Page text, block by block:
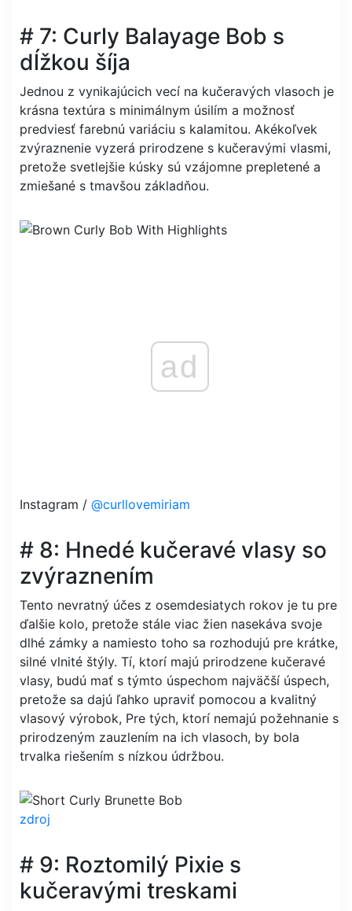
# 7: Curly Balayage Bob s
dĺžkou šíja
Jednou z vynikajúcich vecí na kučeravých vlasoch je
krásna textúra s minimálnym úsilím a možnosť
predviesť farebnú variáciu s kalamitou. Akékoľvek
zvýraznenie vyzerá prirodzene s kučeravými vlasmi,
pretože svetlejšie kúsky sú vzájomne prepletené a
zmiešané s tmavšou základňou.
ad
Instagram / @curllovemiriam
# 8: Hnedé kučeravé vlasy so
zvýraznením
Tento nevratný účes z osemdesiatych rokov je tu pre
ďalšie kolo, pretože stále viac žien nasekáva svoje
dlhé zámky a namiesto toho sa rozhodujú pre krátke,
silné vlnité štýly. Tí, ktorí majú prirodzene kučeravé
vlasy, budú mať s týmto úspechom najväčší úspech,
pretože sa dajú ľahko upraviť pomocou a kvalitný
vlasový výrobok, Pre tých, ktorí nemajú požehnanie s
prirodzeným zauzlením na ich vlasoch, by bola
trvalka riešením s nízkou údržbou.
zdroj
# 9: Roztomilý Pixie s
kučeravými treskami